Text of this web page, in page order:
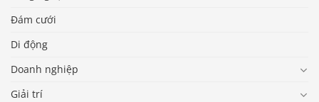
Đám cưới
Di động
Doanh nghiệp
Giải trí